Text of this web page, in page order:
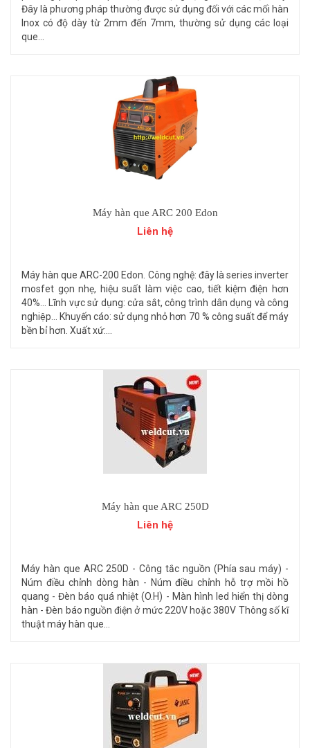
Đây là phương pháp thường được sử dụng đối với các mối hàn
Inox có độ dày từ 2mm đến 7mm, thường sử dụng các loại
que...
Máy hàn que ARC 200 Edon
Liên hệ
Máy hàn que ARC-200 Edon. Công nghệ: đây là series inverter
mosfet gọn nhẹ, hiệu suất làm việc cao, tiết kiệm điện hơn
40%... Lĩnh vực sử dụng: cửa sắt, công trình dân dụng và công
nghiệp... Khuyến cáo: sử dụng nhỏ hơn 70 % công suất để máy
bền bỉ hơn. Xuất xứ:...
Máy hàn que ARC 250D
Liên hệ
Máy hàn que ARC 250D - Công tắc nguồn (Phía sau máy) -
Núm điều chỉnh dòng hàn - Núm điều chỉnh hỗ trợ mồi hồ
quang - Đèn báo quá nhiệt (O.H) - Màn hình led hiển thị dòng
hàn - Đèn báo nguồn điện ở mức 220V hoặc 380V Thông số kĩ
thuật máy hàn que...